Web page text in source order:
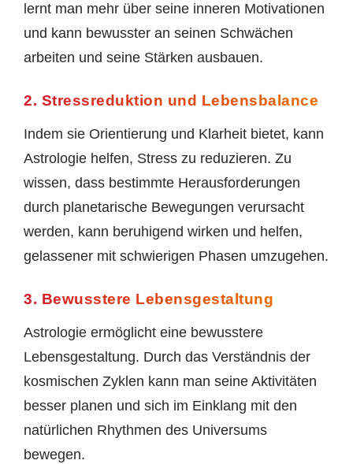
lernt man mehr über seine inneren Motivationen
und kann bewusster an seinen Schwächen
arbeiten und seine Stärken ausbauen.
2. Stressreduktion und Lebensbalance
Indem sie Orientierung und Klarheit bietet, kann
Astrologie helfen, Stress zu reduzieren. Zu
wissen, dass bestimmte Herausforderungen
durch planetarische Bewegungen verursacht
werden, kann beruhigend wirken und helfen,
gelassener mit schwierigen Phasen umzugehen.
3. Bewusstere Lebensgestaltung
Astrologie ermöglicht eine bewusstere
Lebensgestaltung. Durch das Verständnis der
kosmischen Zyklen kann man seine Aktivitäten
besser planen und sich im Einklang mit den
natürlichen Rhythmen des Universums
bewegen.